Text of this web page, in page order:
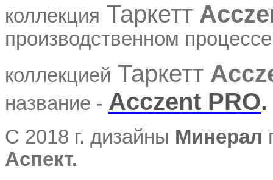
коллекция Таркетт
производственном
коллекцией Таркетт
название - Acczent PRO.
С 2018 г. дизайны Минерал
Аспект.